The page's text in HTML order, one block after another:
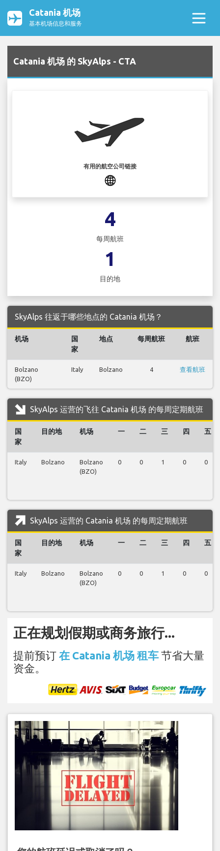
Catania 机场
基本机场信息和服务
Catania 机场 的 SkyAlps - CTA
有用的航空公司链接
4
每周航班
1
目的地
SkyAlps 往返于哪些地点的 Catania 机场？
机场
国
家
地点 每周航班 航班
Bolzano
(BZO)
Italy Bolzano 4 查看航班
SkyAlps 运营的飞往 Catania 机场 的每周定期航班
国
家
目的地 机场 一 二 三 四 五
Italy Bolzano
Bolzano
(BZO)
0 0 1 0 0
SkyAlps 运营的 Catania 机场 的每周定期航班
国
家
目的地 机场 一 二 三 四 五
Italy Bolzano
Bolzano
(BZO)
0 0 1 0 0
正在规划假期或商务旅行...
提前预订 在 Catania 机场 租车 节省大量
资金。